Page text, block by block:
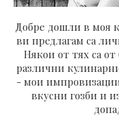
Добре дошли в моя
ви предлагам са
Някои от тях са
различни
- мои
вкусни гозби и